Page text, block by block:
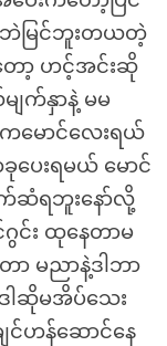
ဘဲမြင်ဘူးတယတဲ့
ော့ ဟင့်အင်းဆို
က်နှာနဲ့ မမ
ကမောင်လေးရယ်
ေးရမယ် မောင်
ဆံရဘူးနော်လို့
င်း ထုနေတာမ
ာ မညာနဲ့ဒါဘာ
ါဆိုမအိပ်သေး
ဟန်ဆောင်နေ